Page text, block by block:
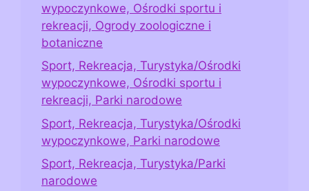
wypoczynkowe, Ośrodki sportu i
rekreacji, Ogrody zoologiczne i
botaniczne
Sport, Rekreacja, Turystyka/Ośrodki
wypoczynkowe, Ośrodki sportu i
rekreacji, Parki narodowe
Sport, Rekreacja, Turystyka/Ośrodki
wypoczynkowe, Parki narodowe
Sport, Rekreacja, Turystyka/Parki
narodowe